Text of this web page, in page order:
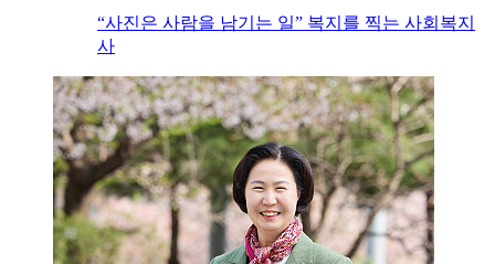
“사진은 사람을 남기는 일” 복지를 찍는 사회복지
사